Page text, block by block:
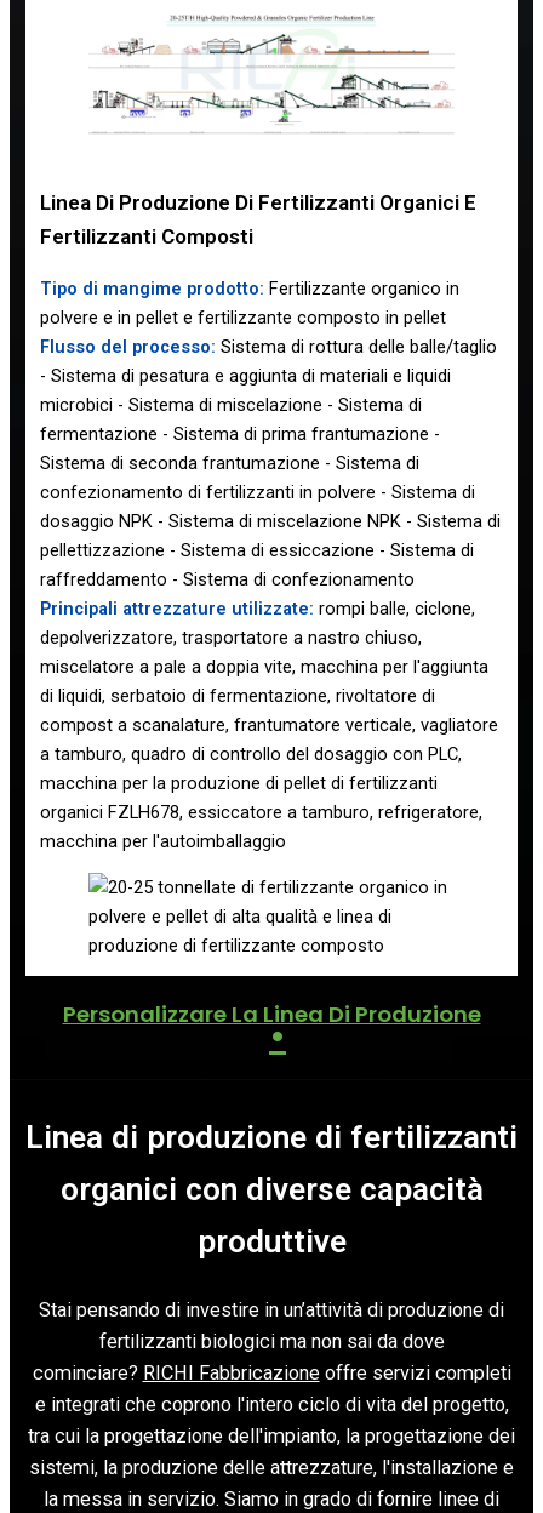
Linea Di Produzione Di Fertilizzanti Organici E
Fertilizzanti Composti
Tipo di mangime prodotto: Fertilizzante organico in
polvere e in pellet e fertilizzante composto in pellet
Flusso del processo: Sistema di rottura delle balle/taglio
- Sistema di pesatura e aggiunta di materiali e liquidi
microbici - Sistema di miscelazione - Sistema di
fermentazione - Sistema di prima frantumazione -
Sistema di seconda frantumazione - Sistema di
confezionamento di fertilizzanti in polvere - Sistema di
dosaggio NPK - Sistema di miscelazione NPK - Sistema di
pellettizzazione - Sistema di essiccazione - Sistema di
raffreddamento - Sistema di confezionamento
Principali attrezzature utilizzate: rompi balle, ciclone,
depolverizzatore, trasportatore a nastro chiuso,
miscelatore a pale a doppia vite, macchina per l'aggiunta
di liquidi, serbatoio di fermentazione, rivoltatore di
compost a scanalature, frantumatore verticale, vagliatore
a tamburo, quadro di controllo del dosaggio con PLC,
macchina per la produzione di pellet di fertilizzanti
organici FZLH678, essiccatore a tamburo, refrigeratore,
macchina per l'autoimballaggio
Personalizzare La Linea Di Produzione
•
Linea di produzione di fertilizzanti
organici con diverse capacità
produttive
Stai pensando di investire in un’attività di produzione di
fertilizzanti biologici ma non sai da dove
cominciare? RICHI Fabbricazioneoffre servizi completi
e integrati che coprono l'intero ciclo di vita del progetto,
tra cui la progettazione dell'impianto, la progettazione dei
sistemi, la produzione delle attrezzature, l'installazione e
la messa in servizio. Siamo in grado di fornire linee di